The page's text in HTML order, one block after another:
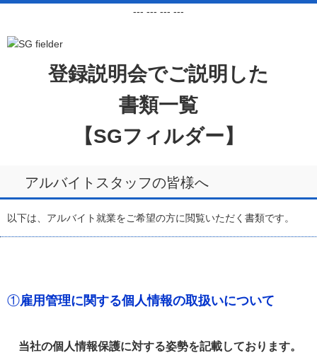
--- --- --- ---
登録説明会でご説明した
書類一覧
【SGフィルダー】
アルバイトスタッフの皆様へ
以下は、アルバイト就業をご希望の方に閲覧いただく書類です。
①雇用管理に関する個人情報の取扱いについて
当社の個人情報保護に対する姿勢を記載しております。